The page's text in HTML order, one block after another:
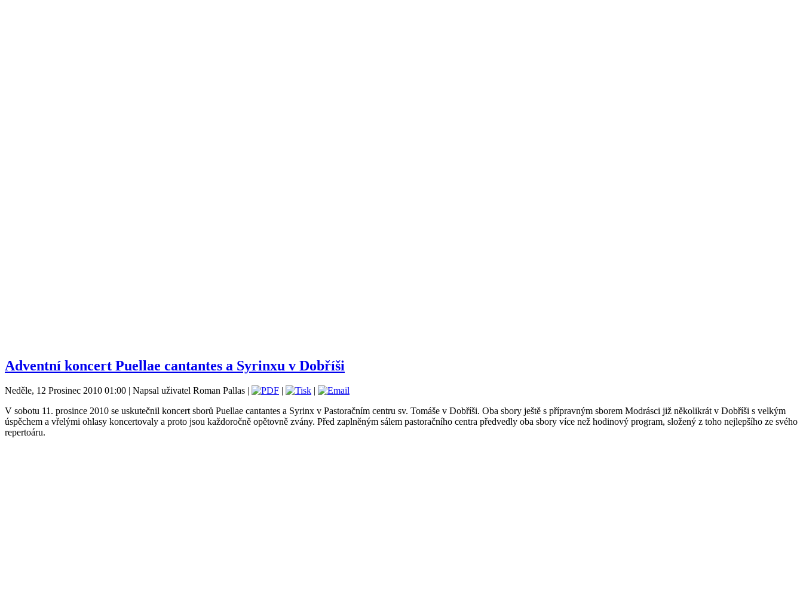
Adventní koncert Puellae cantantes a Syrinxu v Dobříši
Neděle, 12 Prosinec 2010 01:00 | Napsal uživatel Roman Pallas | |
|
V sobotu 11. prosince 2010 se uskutečnil koncert sborů Puellae cantantes a Syrinx v Pastoračním centru sv. Tomáše v Dobříši. Oba sbory ještě s přípravným sborem Modrásci již několikrát v Dobříši s velkým
úspěchem a vřelými ohlasy koncertovaly a proto jsou každoročně opětovně zvány. Před zaplněným sálem pastoračního centra předvedly oba sbory více než hodinový program, složený z toho nejlepšího ze svého
repertoáru.